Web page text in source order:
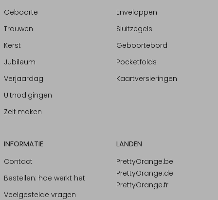
Geboorte
Trouwen
Kerst
Jubileum
Verjaardag
Uitnodigingen
Zelf maken
Enveloppen
Sluitzegels
Geboortebord
Pocketfolds
Kaartversieringen
INFORMATIE
Contact
Bestellen: hoe werkt het
Veelgestelde vragen
LANDEN
PrettyOrange.be
PrettyOrange.de
PrettyOrange.fr